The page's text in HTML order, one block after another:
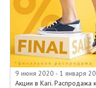
9 июня 2020 - 1 января
Акции в Kari. Распродажа